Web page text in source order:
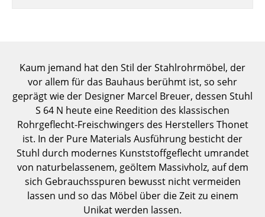
Wandregale
Sideboards & Kommoden
TV Möbel
Beistell- & Rollcontainer
Barmöbel
Garderoben
Kleinaufbewahrung
Kaum jemand hat den Stil der Stahlrohrmöbel, der
vor allem für das Bauhaus berühmt ist, so sehr
geprägt wie der Designer Marcel Breuer, dessen Stuhl
S 64 N heute eine Reedition des klassischen
Rohrgeflecht-Freischwingers des Herstellers Thonet
ist. In der Pure Materials Ausführung besticht der
Stuhl durch modernes Kunststoffgeflecht umrandet
von naturbelassenem, geöltem Massivholz, auf dem
sich Gebrauchsspuren bewusst nicht vermeiden
lassen und so das Möbel über die Zeit zu einem
Unikat werden lassen.